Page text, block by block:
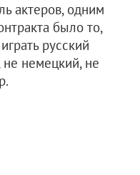
актеров, одним
было то,
русский
немецкий, не